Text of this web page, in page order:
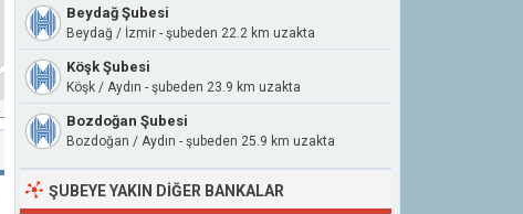
Beydağ Şubesi
Beydağ / İzmir - şubeden 22.2 km uzakta
Köşk Şubesi
Köşk / Aydın - şubeden 23.9 km uzakta
Bozdoğan Şubesi
Bozdoğan / Aydın - şubeden 25.9 km uzakta
ŞUBEYE YAKIN DIĞER BANKALAR